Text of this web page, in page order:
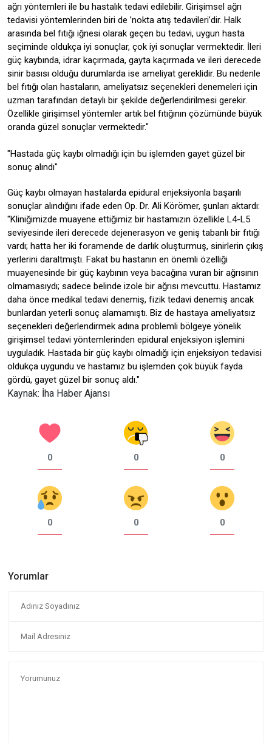
ağrı yöntemleri ile bu hastalık tedavi edilebilir. Girişimsel ağrı
tedavisi yöntemlerinden biri de ’nokta atış tedavileri’dir. Halk
arasında bel fıtığı iğnesi olarak geçen bu tedavi, uygun hasta
seçiminde oldukça iyi sonuçlar, çok iyi sonuçlar vermektedir. İleri
güç kaybında, idrar kaçırmada, gayta kaçırmada ve ileri derecede
sinir basısı olduğu durumlarda ise ameliyat gereklidir. Bu nedenle
bel fıtığı olan hastaların, ameliyatsız seçenekleri denemeleri için
uzman tarafından detaylı bir şekilde değerlendirilmesi gerekir.
Özellikle girişimsel yöntemler artık bel fıtığının çözümünde büyük
oranda güzel sonuçlar vermektedir."
"Hastada güç kaybı olmadığı için bu işlemden gayet güzel bir
sonuç alındı"
Güç kaybı olmayan hastalarda epidural enjeksiyonla başarılı
sonuçlar alındığını ifade eden Op. Dr. Ali Körömer, şunları aktardı:
"Kliniğimizde muayene ettiğimiz bir hastamızın özellikle L4-L5
seviyesinde ileri derecede dejenerasyon ve geniş tabanlı bir fıtığı
vardı; hatta her iki foramende de darlık oluşturmuş, sinirlerin çıkış
yerlerini daraltmıştı. Fakat bu hastanın en önemli özelliği
muayenesinde bir güç kaybının veya bacağına vuran bir ağrısının
olmamasıydı; sadece belinde izole bir ağrısı mevcuttu. Hastamız
daha önce medikal tedavi denemiş, fizik tedavi denemiş ancak
bunlardan yeterli sonuç alamamıştı. Biz de hastaya ameliyatsız
seçenekleri değerlendirmek adına problemli bölgeye yönelik
girişimsel tedavi yöntemlerinden epidural enjeksiyon işlemini
uyguladık. Hastada bir güç kaybı olmadığı için enjeksiyon tedavisi
oldukça uygundu ve hastamız bu işlemden çok büyük fayda
gördü, gayet güzel bir sonuç aldı."
Kaynak: İha Haber Ajansı
0 0 0
0 0 0
Yorumlar